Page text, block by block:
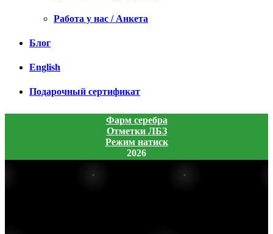
Работа у нас / Анкета
Блог
English
Подарочный сертификат
Фарм серебра
Отметки ЛБЗ
Режим натиск
2026